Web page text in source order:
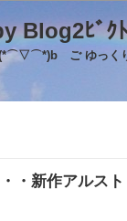
(*⌒▽⌒*)b ご ゆっく
・新作アルス